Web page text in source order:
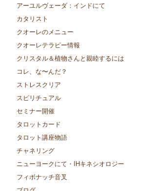
アーユルヴェーダ：インドにて
カタリスト
クオーレのメニュー
クオーレテラピー情報
クリスタル＆植物さんと親睦するには
コレ、な〜んだ？
ストレスクリア
スピリチュアル
セミナー開催
タロットカード
タロット講座物語
チャネリング
ニューヨークにて・IHキネシオロジー
フィボナッチ音叉